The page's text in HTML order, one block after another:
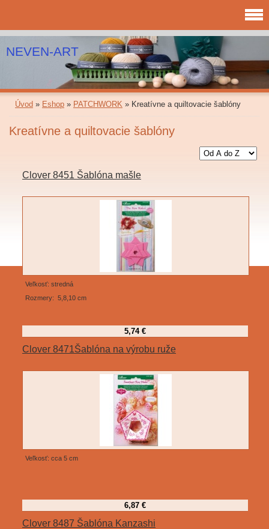
NEVEN-ART
Úvod » Eshop » PATCHWORK » Kreatívne a quiltovacie šablóny
Kreatívne a quiltovacie šablóny
Clover 8451 Šablóna mašle
Veľkosť: stredná
Rozmery: 5,8,10 cm
5,74 €
Clover 8471Šablóna na výrobu ruže
Veľkosť: cca 5 cm
6,87 €
Clover 8487 Šablóna Kanzashi